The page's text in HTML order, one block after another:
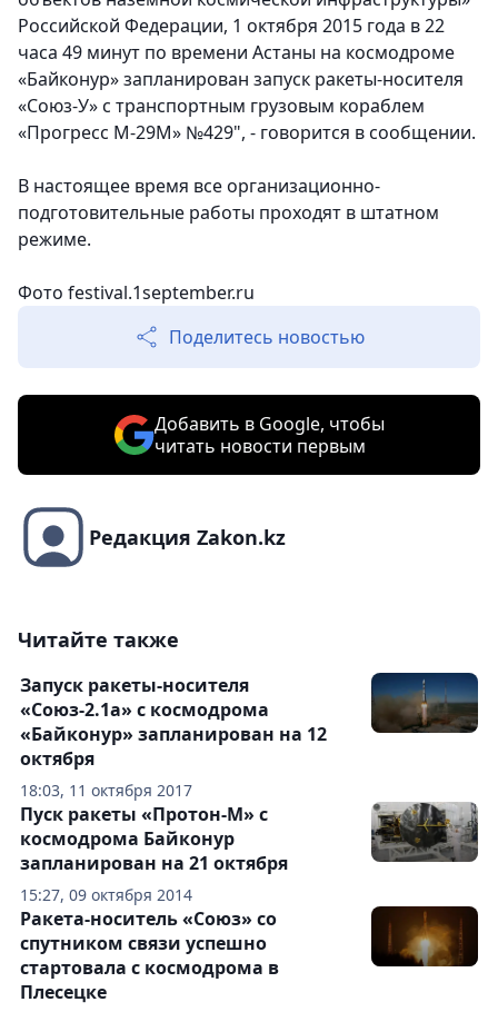
Российской Федерации, 1 октября 2015 года в 22
часа 49 минут по времени Астаны на космодроме
«Байконур» запланирован запуск ракеты-носителя
«Союз-У» с транспортным грузовым кораблем
«Прогресс М-29М» №429", - говорится в сообщении.
В настоящее время все организационно-
подготовительные работы проходят в штатном
режиме.
Фото festival.1september.ru
Поделитесь новостью
Добавить в Google, чтобы
читать новости первым
Редакция Zakon.kz
Читайте также
18:03, 11 октября 2017
Запуск ракеты-носителя
«Союз-2.1а» с космодрома
«Байконур» запланирован на 12
октября
15:27, 09 октября 2014
Пуск ракеты «Протон-М» с
космодрома Байконур
запланирован на 21 октября
Ракета-носитель «Союз» со
спутником связи успешно
стартовала с космодрома в
Плесецке